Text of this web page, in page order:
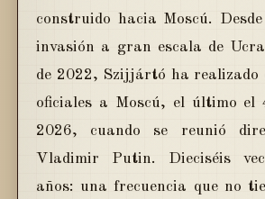
construido hacia Moscú.
invasión a gran escala de
de 2022, Szijjártó ha realizado
oficiales a Moscú, el último el
2026, cuando se reunió
Vladimir Putin. Dieciséis
años: una frecuencia que no